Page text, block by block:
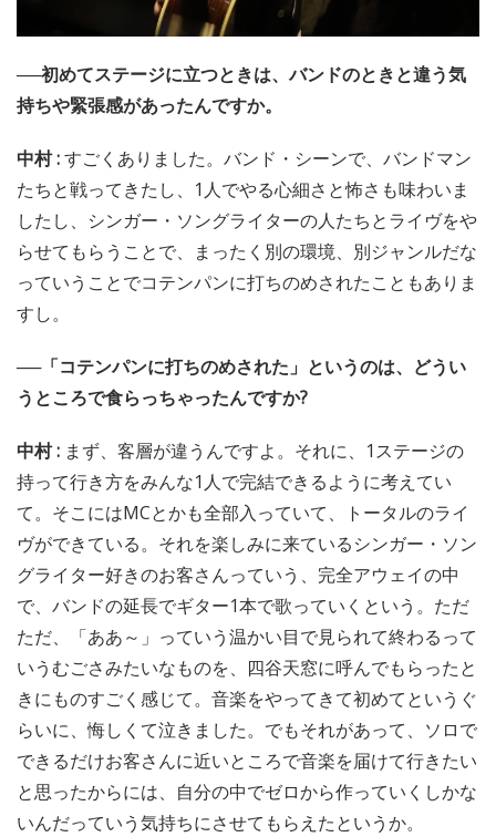
──初めてステージに立つときは、バンドのときと違う気
持ちや緊張感があったんですか。
中村 :すごくありました。バンド・シーンで、バンドマン
たちと戦ってきたし、1人でやる心細さと怖さも味わいま
したし、シンガー・ソングライターの人たちとライヴをや
らせてもらうことで、まったく別の環境、別ジャンルだな
っていうことでコテンパンに打ちのめされたこともありま
すし。
──「コテンパンに打ちのめされた」というのは、どうい
うところで食らっちゃったんですか?
中村 : まず、客層が違うんですよ。それに、1ステージの
持って行き方をみんな1人で完結できるように考えてい
て。そこにはMCとかも全部入っていて、トータルのライ
ヴができている。それを楽しみに来ているシンガー・ソン
グライター好きのお客さんっていう、完全アウェイの中
で、バンドの延長でギター1本で歌っていくという。ただ
ただ、「ああ～」っていう温かい目で見られて終わるって
いうむごさみたいなものを、四谷天窓に呼んでもらったと
きにものすごく感じて。音楽をやってきて初めてというぐ
らいに、悔しくて泣きました。でもそれがあって、ソロで
できるだけお客さんに近いところで音楽を届けて行きたい
と思ったからには、自分の中でゼロから作っていくしかな
いんだっていう気持ちにさせてもらえたというか。